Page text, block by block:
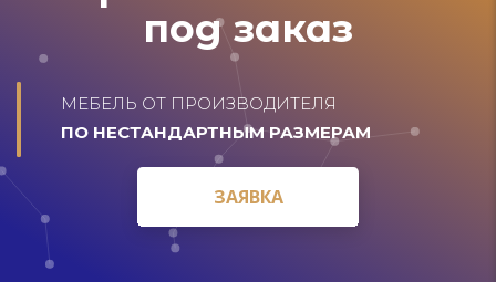
под заказ
МЕБЕЛЬ ОТ ПРОИЗВОДИТЕЛЯ
ПО НЕСТАНДАРТНЫМ РАЗМЕРАМ
ЗАЯВКА
ЗАЯВКА